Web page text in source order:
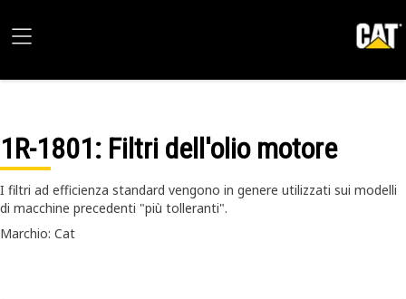
1R-1801: Filtri dell'olio motore
I filtri ad efficienza standard vengono in genere utilizzati sui modelli
di macchine precedenti "più tolleranti".
Marchio: Cat